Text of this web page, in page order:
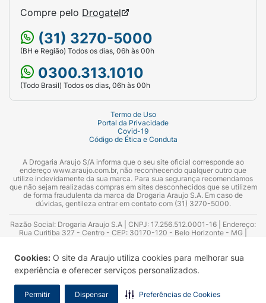
Cookies: O site da Araujo utiliza cookies para melhorar sua
experiência e oferecer serviços personalizados.
Permitir Dispensar Preferências de Cookies
Compre pelo Drogatel
(31) 3270-5000
(BH e Região) Todos os dias, 06h às 00h
0300.313.1010
(Todo Brasil) Todos os dias, 06h às 00h
Termo de Uso
Portal da Privacidade
Covid-19
Código de Ética e Conduta
A Drogaria Araujo S/A informa que o seu site oficial corresponde ao
endereço www.araujo.com.br, não reconhecendo qualquer outro que
utilize indevidamente da sua marca. Para sua segurança recomendamos
que não sejam realizadas compras em sites desconhecidos que se utilizem
de forma fraudulenta da marca da Drogaria Araujo S.A. Em caso de
dúvidas, gentileza entrar em contato com (31) 3270-5000.
Razão Social: Drogaria Araujo S.A | CNPJ: 17.256.512.0001-16 | Endereço:
Rua Curitiba 327 - Centro - CEP: 30170-120 - Belo Horizonte - MG |
Azevedo Guimarães – CRF 10.965 | Yasmin Silva Alvarenga – CRF 52.584 -
Consultor substituto: Thiago Aguiar Pinheiro - CRF Nº 13.748. Alvará
Sanitário: 2025020713 | Autorização de Funcionamento da Empresa (AFE):